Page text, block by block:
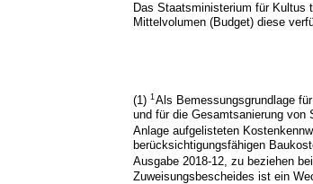
Das Staatsministerium für Kultus
Mittelvolumen (Budget) diese
(1)1 Als Bemessungsgrundlage
und für die Gesamtsanierung von
Anlage aufgelisteten
berücksichtigungsfähigen
Ausgabe 2018-12, zu beziehen
Zuweisungsbescheides ist ein